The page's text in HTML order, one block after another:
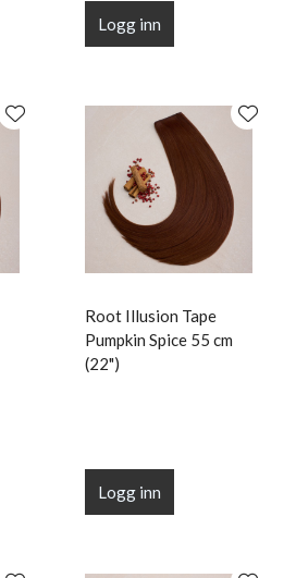
Logg inn
Root Illusion Tape
Pumpkin Spice 55 cm
(22")
Logg inn